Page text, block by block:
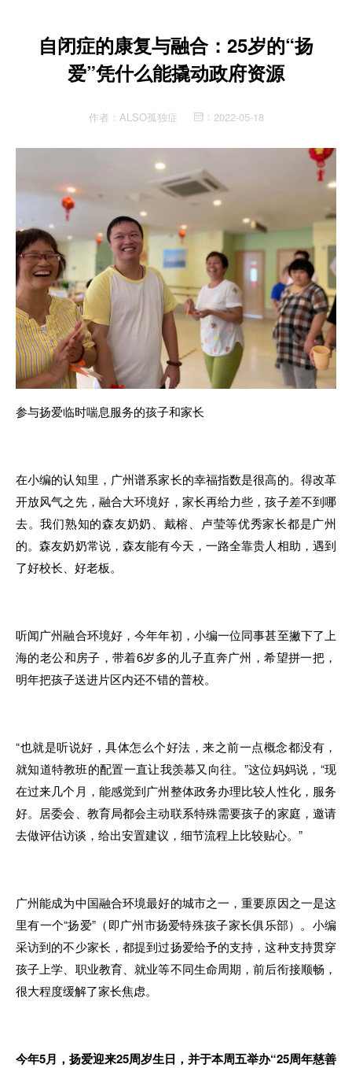
自闭症的康复与融合：25岁的“扬
爱”凭什么能撬动政府资源
作者： ALSO孤独症 ： 2022-05-18
参与扬爱临时喘息服务的孩子和家长
在小编的认知里，广州谱系家长的幸福指数是很高的。 得改革
开放风气之先， 融合大环境好 ，家长再给力些 ，孩子差不到哪
去。我们熟知的森友奶奶、戴榕、卢莹等优秀家长都是广州
的。森友奶奶常说，森友能有今天， 一路全靠贵人相助 ， 遇到
了好校长、好老板。
听闻广州融合环境好，今年年初，小编一位同事甚至撇下了 上
海的老公和房子 ，带着6岁多的儿子直奔广州 ，希望拼一把 ，
明年把孩子送进片区内还不错的普校。
“也就是听说好 ， 具体怎么个好法 ， 来之前一点概念都没有，
就知道特教班的配置一直让我羡慕又向往。”这位妈妈说，“现
在过来几个月，能感觉到广州整体政务办理比较人性化，服务
好。居委会、教育局都会主动联系特殊需要孩子的家庭 ， 邀请
去做评估访谈，给出安置建议，细节流程上比较贴心。”
广州能成为中国融合环境最好的城市之一 ，重要原因之一是这
里有一个“扬爱”（即广州市扬爱特殊孩子家长俱乐部）。小编
采访到的不少家长 ，都提到过扬爱给予的支持 ，这种支持贯穿
孩子 上学、职业教育、就业等不同生命周期 ，前后衔接顺畅 ，
很大程度缓解了家长焦虑。
今年5月，扬爱迎来25周岁生日 ， 并于本周五举办“25周年慈善